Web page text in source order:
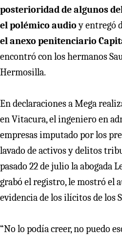
posterioridad de algunos
el polémico audioy entregó
el anexo penitenciario
encontró con los hermanos
Hermosilla.
En declaraciones a Mega
en Vitacura, el ingeniero en
empresas imputado por los
lavado de activos y delitos
pasado 22 de julio la abogada
grabó el registro, le mostró el
evidencia de los ilícitos de los
“No lo podía creer, no puedo